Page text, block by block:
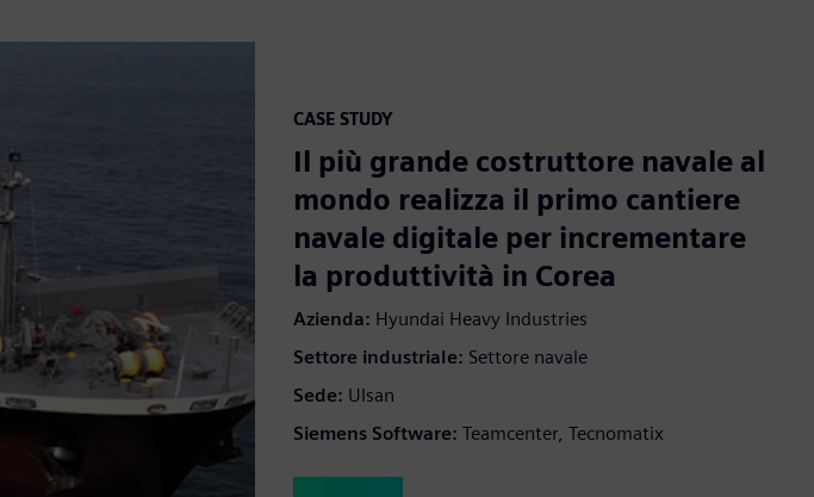
CASE STUDY
Il più grande costruttore navale al
mondo realizza il primo cantiere
navale digitale per incrementare
la produttività in Corea
Azienda: Hyundai Heavy Industries
Settore industriale: Settore navale
Sede: Ulsan
Siemens Software: Teamcenter, Tecnomatix